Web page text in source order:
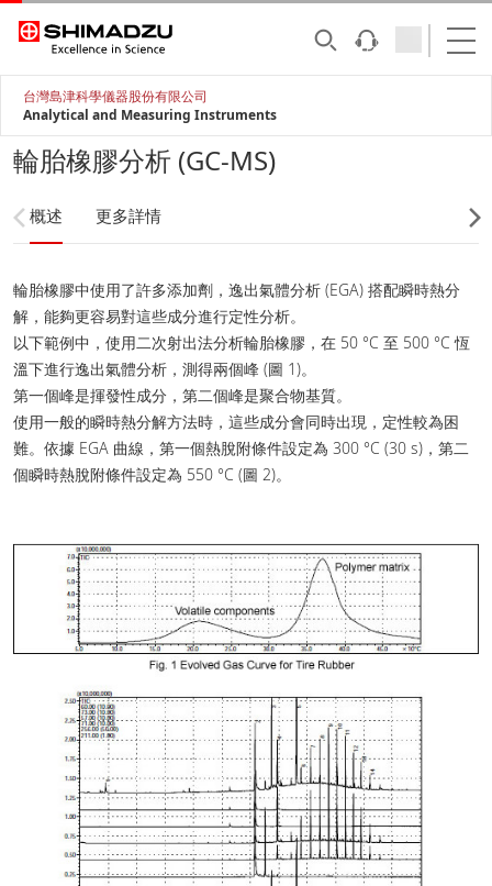
台灣島津科學儀器股份有限公司
Analytical and Measuring Instruments
輪胎橡膠分析 (GC-MS)
概述 更多詳情
輪胎橡膠中使用了許多添加劑，逸出氣體分析 (EGA) 搭配瞬時熱分
解，能夠更容易對這些成分進行定性分析。
以下範例中，使用二次射出法分析輪胎橡膠，在 50 °C 至 500 °C 恆
溫下進行逸出氣體分析，測得兩個峰 (圖 1)。
第一個峰是揮發性成分，第二個峰是聚合物基質。
使用一般的瞬時熱分解方法時，這些成分會同時出現，定性較為困
難。依據 EGA 曲線，第一個熱脫附條件設定為 300 °C (30 s)，第二
個瞬時熱脫附條件設定為 550 °C (圖 2)。